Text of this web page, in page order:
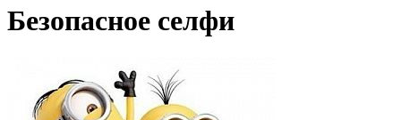
Безопасное селфи